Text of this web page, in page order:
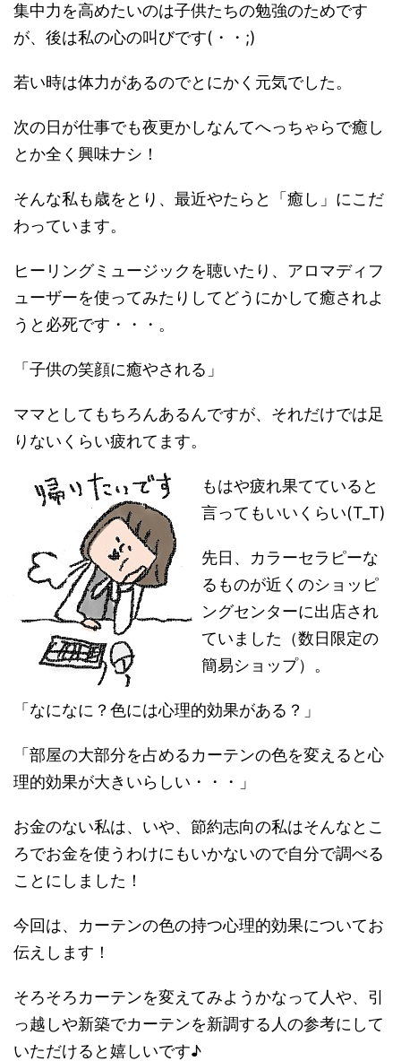
集中力を高めたいのは子供たちの勉強のためです
が、後は私の心の叫びです(・・;)
若い時は体力があるのでとにかく元気でした。
次の日が仕事でも夜更かしなんてへっちゃらで癒し
とか全く興味ナシ！
そんな私も歳をとり、最近やたらと「癒し」にこだ
わっています。
ヒーリングミュージックを聴いたり、アロマディフ
ューザーを使ってみたりしてどうにかして癒されよ
うと必死です・・・。
「子供の笑顔に癒やされる」
ママとしてもちろんあるんですが、それだけでは足
りないくらい疲れてます。
もはや疲れ果てていると
言ってもいいくらい(T_T)
先日、カラーセラピーな
るものが近くのショッピ
ングセンターに出店され
ていました（数日限定の
簡易ショップ）。
「なになに？色には心理的効果がある？」
「部屋の大部分を占めるカーテンの色を変えると心
理的効果が大きいらしい・・・」
お金のない私は、いや、節約志向の私はそんなとこ
ろでお金を使うわけにもいかないので自分で調べる
ことにしました！
今回は、カーテンの色の持つ心理的効果についてお
伝えします！
そろそろカーテンを変えてみようかなって人や、引
っ越しや新築でカーテンを新調する人の参考にして
いただけると嬉しいです♪